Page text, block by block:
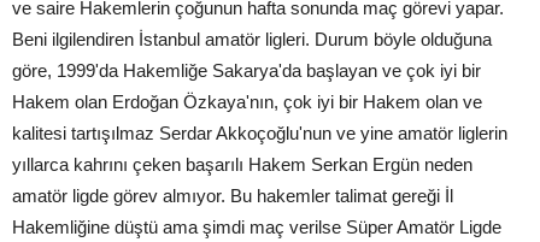
ve saire Hakemlerin çoğunun hafta sonunda maç görevi yapar.
Beni ilgilendiren İstanbul amatör ligleri. Durum böyle olduğuna
göre, 1999'da Hakemliğe Sakarya'da başlayan ve çok iyi bir
Hakem olan Erdoğan Özkaya'nın, çok iyi bir Hakem olan ve
kalitesi tartışılmaz Serdar Akkoçoğlu'nun ve yine amatör liglerin
yıllarca kahrını çeken başarılı Hakem Serkan Ergün neden
amatör ligde görev almıyor. Bu hakemler talimat gereği İl
Hakemliğine düştü ama şimdi maç verilse Süper Amatör Ligde